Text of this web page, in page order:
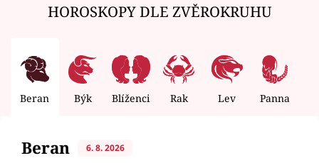
HOROSKOPY DLE ZVĚROKRUHU
Beran Býk Blíženci Rak Lev Panna
Beran 6. 8. 2026